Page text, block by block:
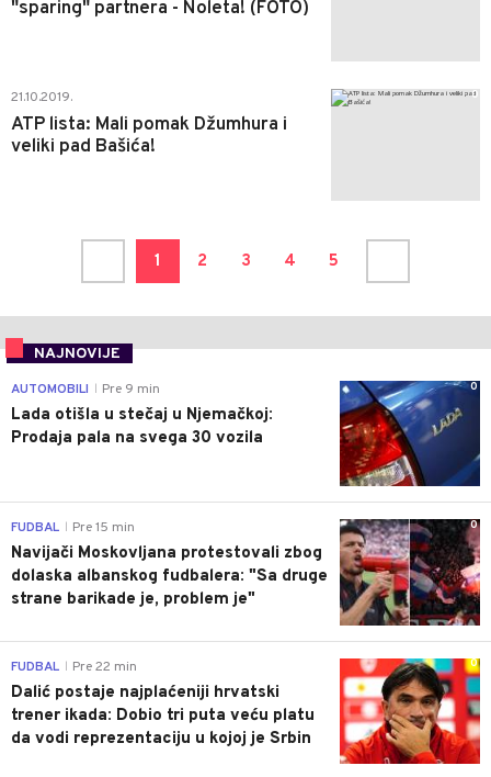
"sparing" partnera - Noleta! (FOTO)
21.10.2019.
ATP lista: Mali pomak Džumhura i
veliki pad Bašića!
0
1 2 3 4 5
NAJNOVIJE
0
AUTOMOBILI Pre 9 min
Lada otišla u stečaj u Njemačkoj:
Prodaja pala na svega 30 vozila
0
FUDBAL Pre 15 min
Navijači Moskovljana protestovali zbog
dolaska albanskog fudbalera: "Sa druge
strane barikade je, problem je"
0
FUDBAL Pre 22 min
Dalić postaje najplaćeniji hrvatski
trener ikada: Dobio tri puta veću platu
da vodi reprezentaciju u kojoj je Srbin